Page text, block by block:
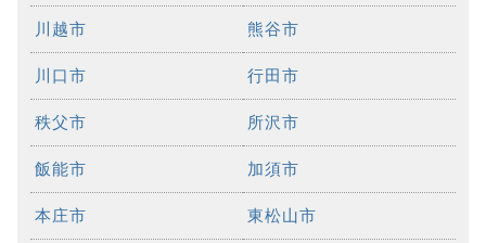
川越市 熊谷市
川口市 行田市
秩父市 所沢市
飯能市 加須市
本庄市 東松山市